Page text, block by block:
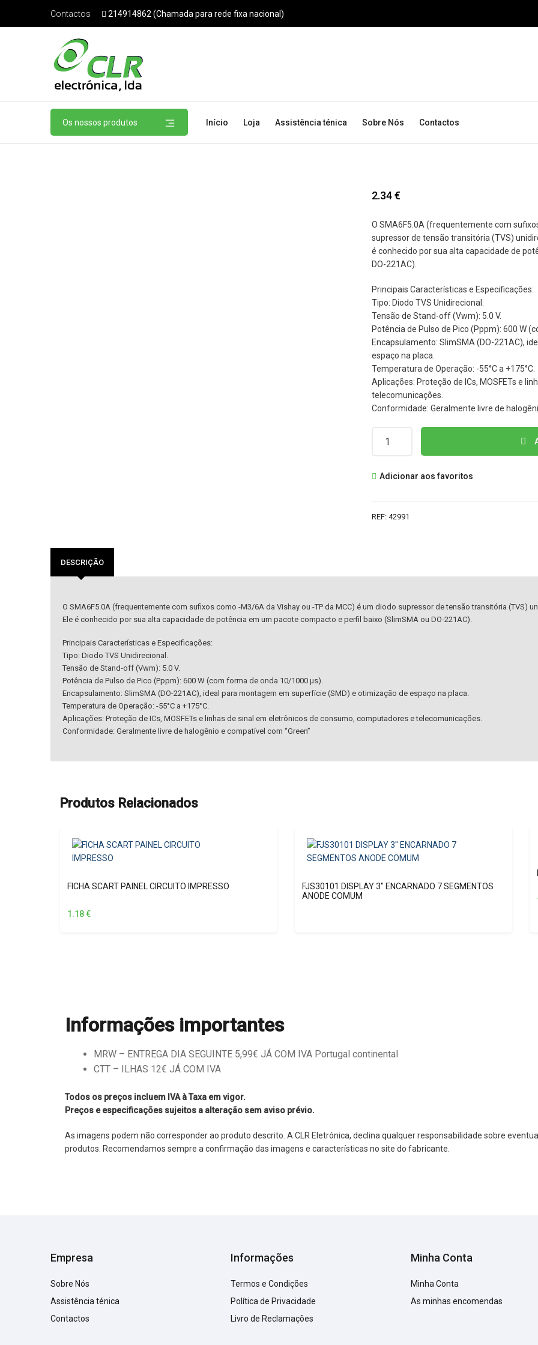
Contactos 214914862 (Chamada para rede fixa nacional)
Os nossos produtos Início Loja Assistência ténica Sobre Nós Contactos
2.34€
O SMA6F5.0A (frequentemente com
supressor de tensão transitória (TVS)
é conhecido por sua alta capacidade de
DO-221AC).
Principais Características e Especificações:
Tipo: Diodo TVS Unidirecional.
Tensão de Stand-off (Vwm): 5.0 V.
Potência de Pulso de Pico (Pppm): 600 W
Encapsulamento: SlimSMA (DO-221AC),
espaço na placa.
Temperatura de Operação: -55°C a +175°C.
Aplicações: Proteção de ICs, MOSFETs e
telecomunicações.
Conformidade: Geralmente livre de
Adicionar aos favoritos
REF: 42991
DESCRIÇÃO
O SMA6F5.0A (frequentemente com sufixos como -M3/6A da Vishay ou -TP da MCC) é um diodo supressor de tensão transitória (TVS)
Ele é conhecido por sua alta capacidade de potência em um pacote compacto e perfil baixo (SlimSMA ou DO-221AC).
Principais Características e Especificações:
Tipo: Diodo TVS Unidirecional.
Tensão de Stand-off (Vwm): 5.0 V.
Potência de Pulso de Pico (Pppm): 600 W (com forma de onda 10/1000 μs).
Encapsulamento: SlimSMA (DO-221AC), ideal para montagem em superfície (SMD) e otimização de espaço na placa.
Temperatura de Operação: -55°C a +175°C.
Aplicações: Proteção de ICs, MOSFETs e linhas de sinal em eletrônicos de consumo, computadores e telecomunicações.
Conformidade: Geralmente livre de halogênio e compatível com “Green”
Produtos Relacionados
FICHA SCART PAINEL CIRCUITO IMPRESSO
1.18€
FJS30101 DISPLAY 3″ ENCARNADO 7 SEGMENTOS
ANODE COMUM
Informações importantes
MRW – ENTREGA DIA SEGUINTE 5,99€ JÁ COM IVA Portugal continental
CTT – ILHAS 12€ JÁ COM IVA
Todos os preços incluem IVA à Taxa em vigor.
Preços e especificações sujeitos a alteração sem aviso prévio.
As imagens podem não corresponder ao produto descrito. A CLR Eletrónica, declina qualquer responsabilidade sobre
produtos. Recomendamos sempre a confirmação das imagens e características no site do fabricante.
Empresa
Sobre Nós
Assistência ténica
Contactos
Informações
Termos e Condições
Política de Privacidade
Livro de Reclamações
Minha Conta
Minha Conta
As minhas encomendas